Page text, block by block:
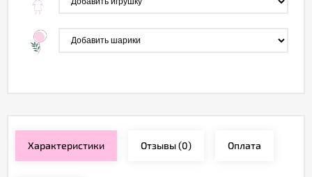
Характеристики Отзывы(0) Оплата